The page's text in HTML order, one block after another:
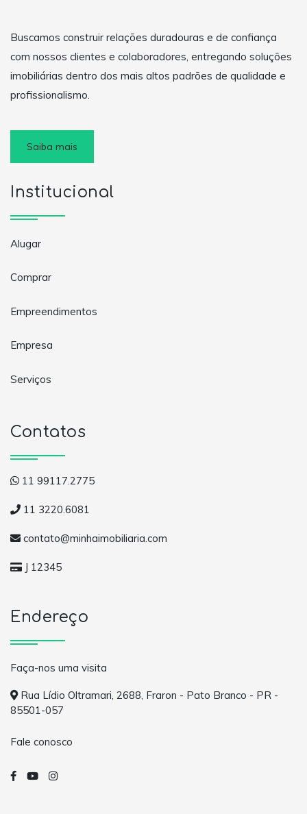
Buscamos construir relações duradouras e de confiança
com nossos clientes e colaboradores, entregando soluções
imobiliárias dentro dos mais altos padrões de qualidade e
profissionalismo.
Saiba mais
Institucional
Alugar
Comprar
Empreendimentos
Empresa
Serviços
Contatos
11 99117.2775
11 3220.6081
contato@minhaimobiliaria.com
J 12345
Endereço
Faça-nos uma visita
Rua Lídio Oltramari, 2688, Fraron - Pato Branco - PR -
85501-057
Fale conosco